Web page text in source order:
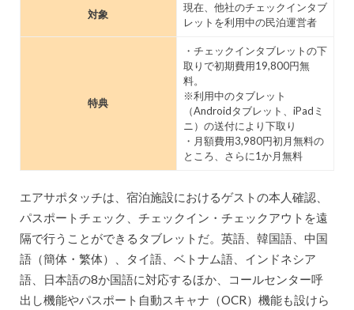
対象
現在、他社のチェックインタブ
レットを利用中の民泊運営者
特典
・チェックインタブレットの下
取りで初期費用19,800円無
料。
※利用中のタブレット
（Androidタブレット、iPadミ
ニ）の送付により下取り
・月額費用3,980円初月無料の
ところ、さらに1か月無料
エアサポタッチは、宿泊施設におけるゲストの本人確認、
パスポートチェック、チェックイン・チェックアウトを遠
隔で行うことができるタブレットだ。英語、韓国語、中国
語（簡体・繁体）、タイ語、ベトナム語、インドネシア
語、日本語の8か国語に対応するほか、コールセンター呼
出し機能やパスポート自動スキャナ（OCR）機能も設けら